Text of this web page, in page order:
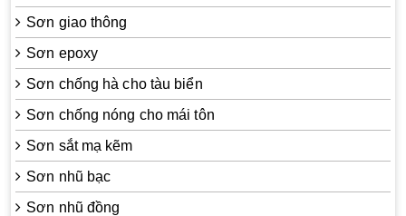
Sơn giao thông
Sơn epoxy
Sơn chống hà cho tàu biển
Sơn chống nóng cho mái tôn
Sơn sắt mạ kẽm
Sơn nhũ bạc
Sơn nhũ đồng